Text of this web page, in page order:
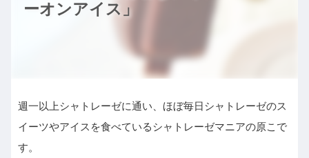
ーオンアイス」
週一以上シャトレーゼに通い、ほぼ毎日シャトレーゼのス
イーツやアイスを食べているシャトレーゼマニアの原こで
す。